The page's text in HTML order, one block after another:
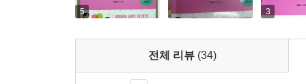
5 3
전체 리뷰 (34)